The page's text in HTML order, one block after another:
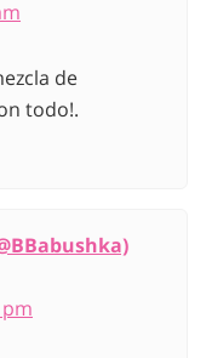
de
todo!.